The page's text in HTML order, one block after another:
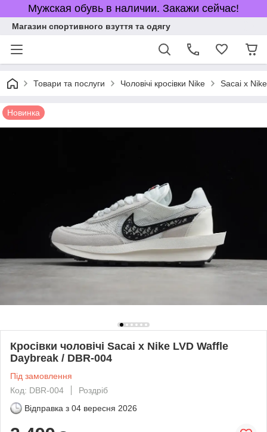
Мужская обувь в наличии. Закажи сейчас!
Магазин спортивного взуття та одягу
Товари та послуги Чоловічі кросівки Nike Sacai x
Новинка
Кросівки чоловічі Sacai x Nike LVD Waffle
Daybreak / DBR-004
Під замовлення
Код: DBR-004
Роздріб
Відправка з 04 вересня 2026